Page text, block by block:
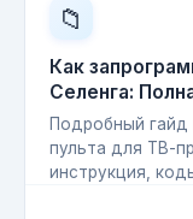
📁
Как
Селенга:
Подробный гайд
пульта для ТВ-
инструкция,